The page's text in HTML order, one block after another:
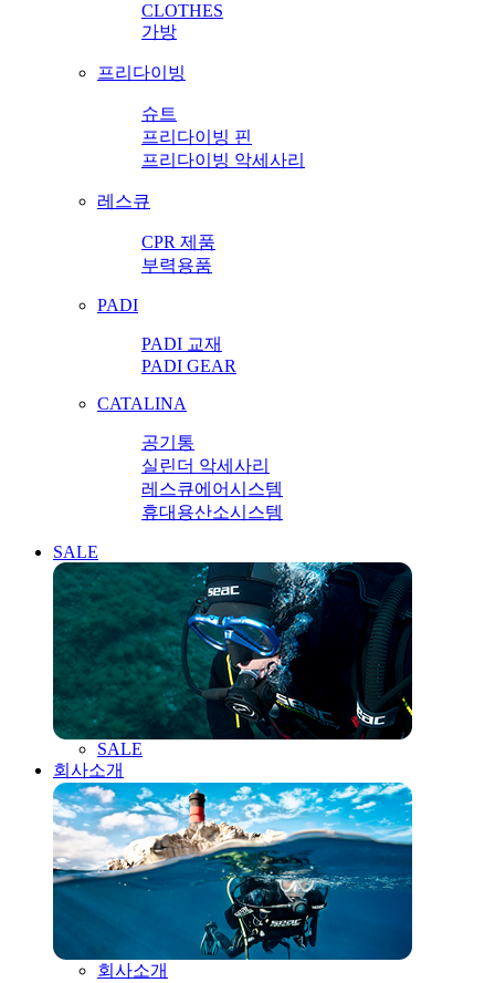
CLOTHES
가방
프리다이빙
슈트
프리다이빙 핀
프리다이빙 악세사리
레스큐
CPR 제품
부력용품
PADI
PADI 교재
PADI GEAR
CATALINA
공기통
실린더 악세사리
레스큐에어시스템
휴대용산소시스템
SALE
SALE
회사소개
회사소개